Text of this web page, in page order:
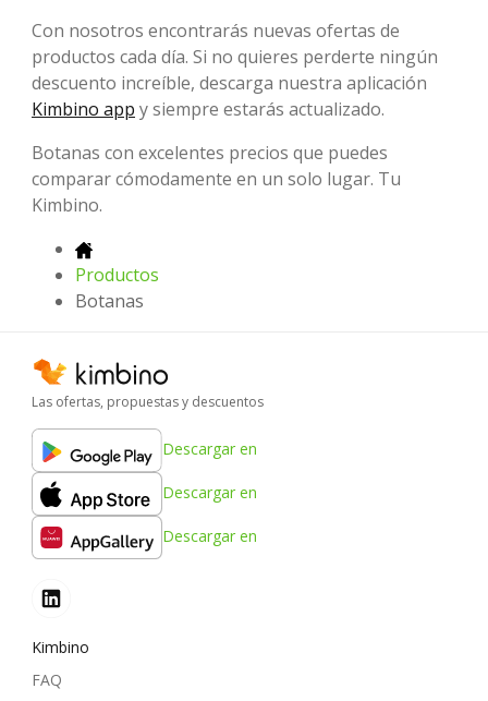
Con nosotros encontrarás nuevas ofertas de
productos cada día. Si no quieres perderte ningún
descuento increíble, descarga nuestra aplicación
Kimbino app y siempre estarás actualizado.
Botanas con excelentes precios que puedes
comparar cómodamente en un solo lugar. Tu
Kimbino.
Productos
Botanas
Las ofertas, propuestas y descuentos
Descargar en
Descargar en
Descargar en
Kimbino
FAQ